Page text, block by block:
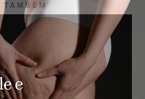
TAMBÉM
e